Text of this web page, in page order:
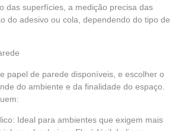
das superfícies, a medição precisa das
do adesivo ou cola, dependendo do tipo de
papel de parede disponíveis, e escolher o
do ambiente e da finalidade do espaço.
Ideal para ambientes que exigem mais